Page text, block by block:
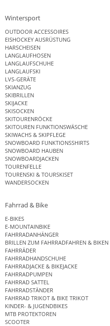
Wintersport
OUTDOOR ACCESSOIRES
EISHOCKEY AUSRÜSTUNG
HARSCHEISEN
LANGLAUFHOSEN
LANGLAUFSCHUHE
LANGLAUFSKI
LVS-GERÄTE
SKIANZUG
SKIBRILLEN
SKIJACKE
SKISOCKEN
SKITOURENRÖCKE
SKITOUREN FUNKTIONSWÄSCHE
SKIWACHS & SKIPFLEGE
SNOWBOARD FUNKTIONSSHIRTS
SNOWBOARD HAUBEN
SNOWBOARDJACKEN
TOURENFELLE
TOURENSKI & TOURSKISET
WANDERSOCKEN
Fahrrad & Bike
E-BIKES
E-MOUNTAINBIKE
FAHRRADANHÄNGER
BRILLEN ZUM FAHRRADFAHREN & BIKEN
FAHRRÄDER
FAHRRADHANDSCHUHE
FAHRRADJACKE & BIKEJACKE
FAHRRADPUMPEN
FAHRRAD SATTEL
FAHRRADSTÄNDER
FAHRRAD TRIKOT & BIKE TRIKOT
KINDER- & JUGENDBIKES
MTB PROTEKTOREN
SCOOTER